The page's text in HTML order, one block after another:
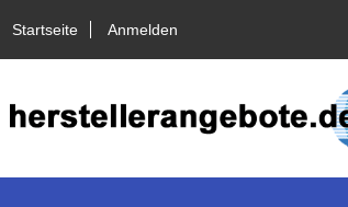
Startseite Anmelden